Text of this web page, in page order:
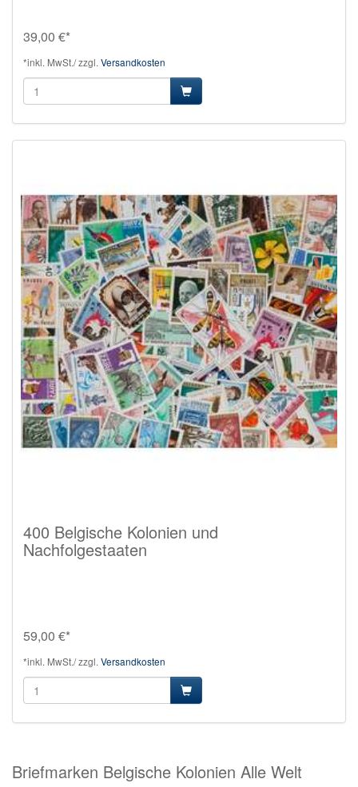
39,00 €*
*inkl. MwSt./ zzgl. Versandkosten
400 Belgische Kolonien und
Nachfolgestaaten
59,00 €*
*inkl. MwSt./ zzgl. Versandkosten
Briefmarken Belgische Kolonien Alle Welt